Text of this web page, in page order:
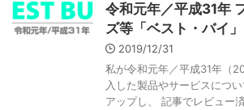
令和元年／平成31年
ズ等「ベスト・バイ」
2019/12/31
私が令和元年／平成31年（
入した製品やサービスにつ
アップし、 記事でレビュー